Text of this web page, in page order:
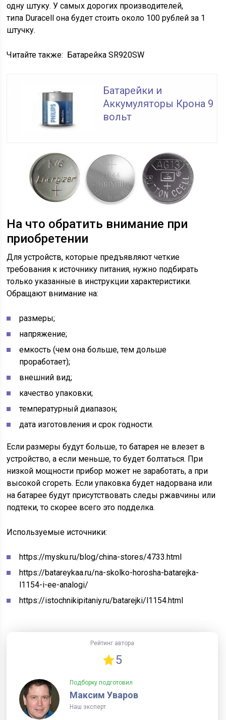
одну штуку. У самых дорогих производителей,
типа Duracell она будет стоить около 100 рублей за 1
штучку.
Читайте также: Батарейка SR920SW
Батарейки и
Аккумуляторы Крона 9
вольт
На что обратить внимание при
приобретении
Для устройств, которые предъявляют четкие
требования к источнику питания, нужно подбирать
только указанные в инструкции характеристики.
Обращают внимание на:
размеры;
напряжение;
емкость (чем она больше, тем дольше
проработает);
внешний вид;
качество упаковки;
температурный диапазон;
дата изготовления и срок годности.
Если размеры будут больше, то батарея не влезет в
устройство, а если меньше, то будет болтаться. При
низкой мощности прибор может не заработать, а при
высокой сгореть. Если упаковка будет надорвана или
на батарее будут присутствовать следы ржавчины или
подтеки, то скорее всего это подделка.
Используемые источники:
https://mysku.ru/blog/china-stores/4733.html
https://batareykaa.ru/na-skolko-horosha-batarejka-
l1154-i-ee-analogi/
https://istochnikipitaniy.ru/batarejki/l1154.html
Рейтинг автора
5
Подборку подготовил
Максим Уваров
Наш эксперт